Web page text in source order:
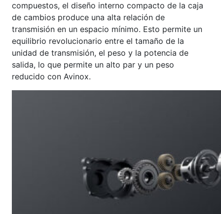
compuestos, el diseño interno compacto de la caja
de cambios produce una alta relación de
transmisión en un espacio mínimo. Esto permite un
equilibrio revolucionario entre el tamaño de la
unidad de transmisión, el peso y la potencia de
salida, lo que permite un alto par y un peso
reducido con Avinox.